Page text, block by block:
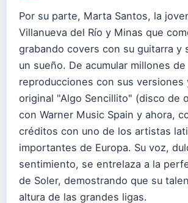
Por su parte, Marta Santos, la
Villanueva del Río y Minas que
grabando covers con su guitarra y
un sueño. De acumular millones de
reproducciones con sus versiones
original "Algo Sencillito" (disco de
con Warner Music Spain y ahora,
créditos con uno de los artistas
importantes de Europa. Su voz,
sentimiento, se entrelaza a la
de Soler, demostrando que su
altura de las grandes ligas.